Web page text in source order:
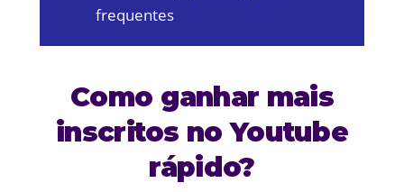
frequentes
Como ganhar mais
inscritos no Youtube
rápido?